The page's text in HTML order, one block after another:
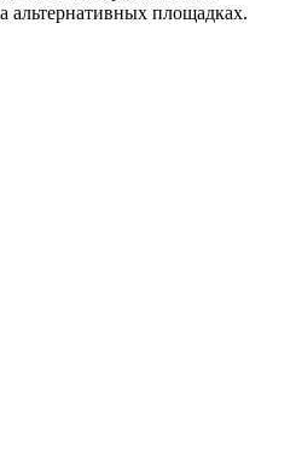
альтернативных площадках.